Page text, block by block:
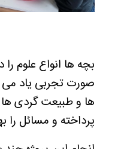
بچه ها انواع علوم
صورت تجربی یاد می
ها و طبیعت گردی
پرداخته و مسائل را